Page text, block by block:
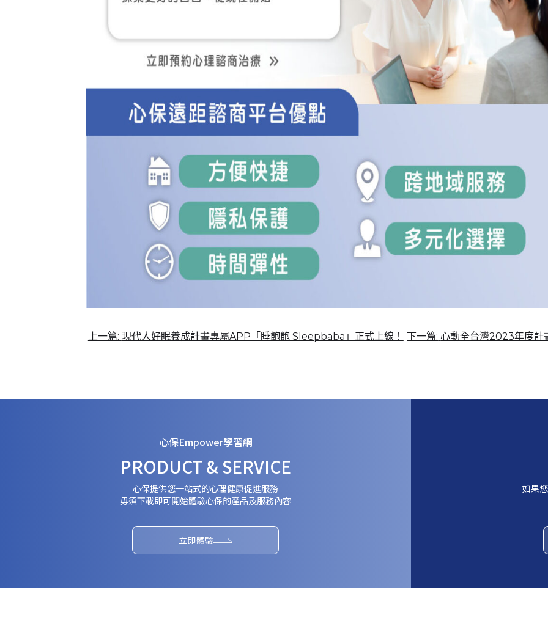
上一篇: 現代人好眠養成計畫專屬APP「睡飽飽 Sleepbaba」正式上線！ 下一篇: 心動全台灣2023年度計
心保Empower學習網
PRODUCT & SERVICE
心保提供您一站式的心理健康促進服務
毋須下載即可開始體驗心保的產品及服務內容
立即體驗
如果